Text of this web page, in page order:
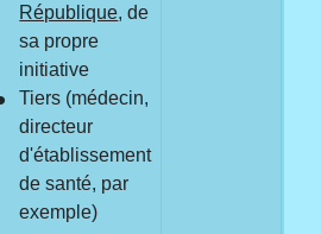
République, de
sa propre
initiative
Tiers (médecin,
directeur
d'établissement
de santé, par
exemple)